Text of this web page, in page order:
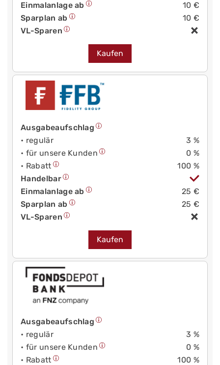
Einmalanlage ab
10 €
Sparplan ab
10 €
VL-Sparen
Kaufen
Ausgabeaufschlag
• regulär
3 %
• für unsere Kunden
0 %
• Rabatt
100 %
Handelbar
Einmalanlage ab
25 €
Sparplan ab
25 €
VL-Sparen
Kaufen
Ausgabeaufschlag
• regulär
3 %
• für unsere Kunden
0 %
• Rabatt
100 %